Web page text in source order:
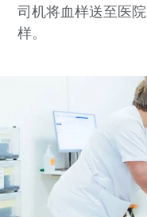
司机将血样送至医
样。